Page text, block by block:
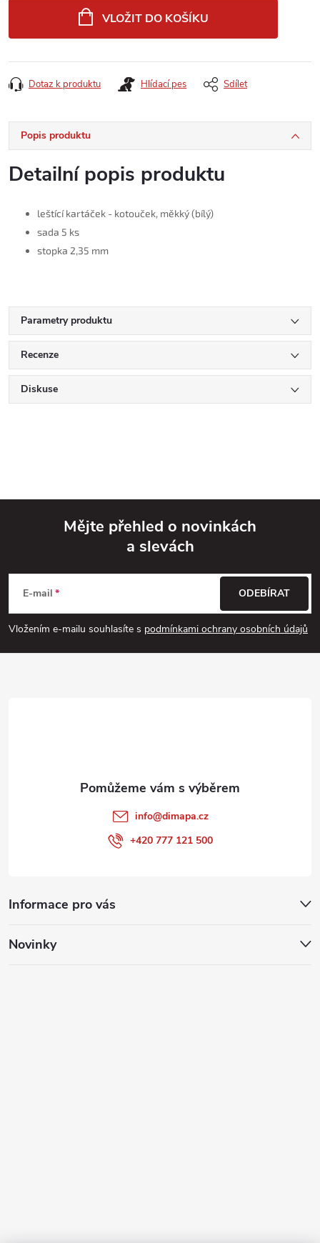
VLOŽIT DO KOŠÍKU
Dotaz k produktu Hlídací pes Sdílet
Popis produktu
Detailní popis produktu
leštící kartáček - kotouček, měkký (bílý)
sada 5 ks
stopka 2,35 mm
Parametry produktu
Recenze
Diskuse
p
a
Mějte přehled o novinkách
a slevách
E-mail
Vložením e-mailu souhlasíte s podmínkami ochrany osobních údajů
ODEBÍRAT
Informace pro vás
Novinky
info@dimapa.cz
+420 777 121 500